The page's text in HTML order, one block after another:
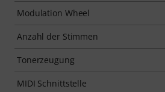
Modulation Wheel
Anzahl der Stimmen
Tonerzeugung
MIDI Schnittstelle